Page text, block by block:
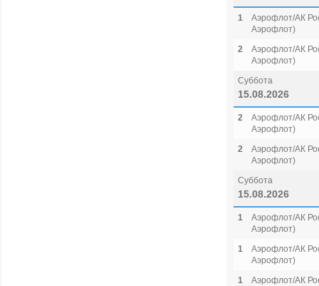
1
Аэрофлот/АК
Аэрофлот)
2
Аэрофлот/АК
Аэрофлот)
Суббота
15.08.2026
2
Аэрофлот/АК
Аэрофлот)
2
Аэрофлот/АК
Аэрофлот)
Суббота
15.08.2026
1
Аэрофлот/АК
Аэрофлот)
1
Аэрофлот/АК
Аэрофлот)
1
Аэрофлот/АК